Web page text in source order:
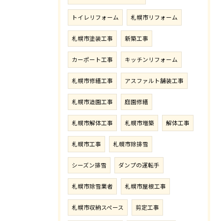
トイレリフォーム 札幌市リフォーム
札幌市塗装工事 新築工事
カーポート工事 キッチンリフォーム
札幌市修繕工事 アスファルト舗装工事
札幌市造園工事 庭園修繕
札幌市解体工事 札幌市増築 解体工事
札幌市工事 札幌市除排雪
シーズン排雪 ダンプの運転手
札幌市除雪業者 札幌市屋根工事
札幌市収納スペース 剪定工事